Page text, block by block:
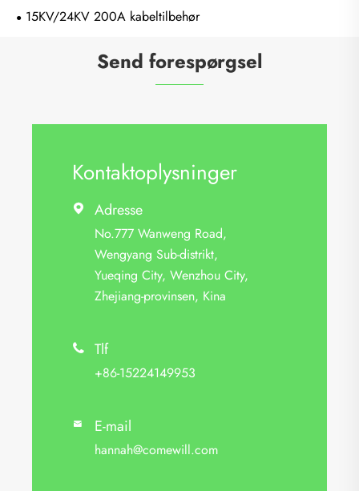
15KV/24KV 200A kabeltilbehør
Send forespørgsel
Kontaktoplysninger
 Adresse
No.777 Wanweng Road,
Wengyang Sub-distrikt,
Yueqing City, Wenzhou City,
Zhejiang-provinsen, Kina
 Tlf
+86-15224149953
 E-mail
hannah@comewill.com